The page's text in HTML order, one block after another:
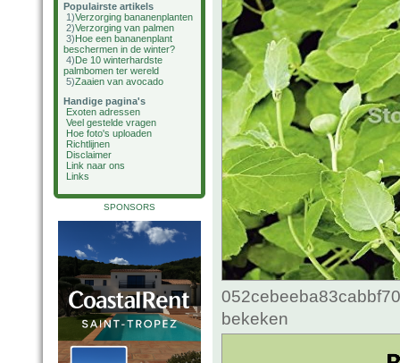
Populairste artikels
1)Verzorging bananenplanten
2)Verzorging van palmen
3)Hoe een bananenplant
beschermen in de winter?
4)De 10 winterhardste
palmbomen ter wereld
5)Zaaien van avocado
Handige pagina's
Exoten adressen
Veel gestelde vragen
Hoe foto's uploaden
Richtlijnen
Disclaimer
Link naar ons
Links
SPONSORS
bekeken